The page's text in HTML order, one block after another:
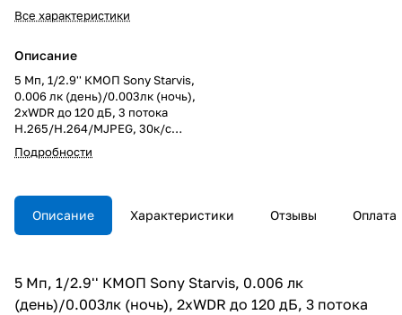
Все характеристики
Описание
5 Мп, 1/2.9'' КМОП Sony Starvis,
0.006 лк (день)/0.003лк (ночь),
2xWDR до 120 дБ, 3 потока
Н.265/Н.264/MJPEG, 30к/с
2560x1920, моторизированный
объектив 2.8-11 мм, F1.4, АРД,
изображения, 12В/PoE,
microSDXC (до 128 ГБ),
электромеханический ИК-
видеоаналитика
Подробности
Описание Характеристики Отзывы Оплата
5 Мп, 1/2.9'' КМОП Sony Starvis, 0.006 лк
(день)/0.003лк (ночь), 2xWDR до 120 дБ, 3 потока